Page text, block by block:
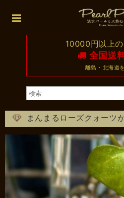
10000円以上
全国送
離島・北海道
まんまるローズクォーツ